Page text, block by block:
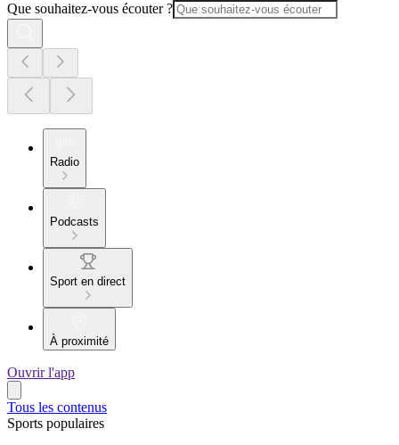
Que souhaitez-vous écouter ?
Radio
Podcasts
Sport en direct
À proximité
Ouvrir l'app
Tous les contenus
Sports populaires